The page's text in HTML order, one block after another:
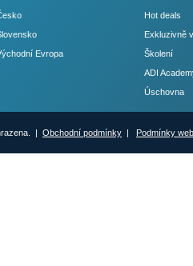
Evropa
Hot deals
Exkluzivně
Školení
ADI
Úschovna
| Obchodní podmínky | Podmínky